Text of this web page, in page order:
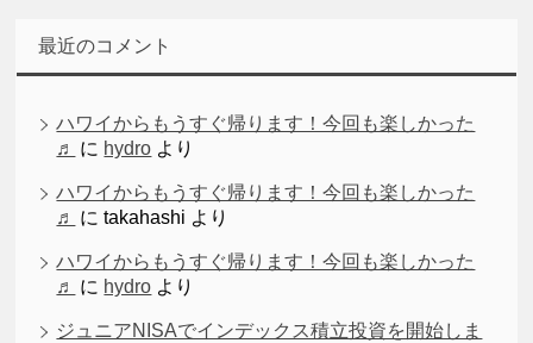
最近のコメント
ハワイからもうすぐ帰ります！今回も楽しかった
♬
に hydro より
ハワイからもうすぐ帰ります！今回も楽しかった
♬
にtakahashi より
ハワイからもうすぐ帰ります！今回も楽しかった
♬
に hydro より
ジュニアNISAでインデックス積立投資を開始しま